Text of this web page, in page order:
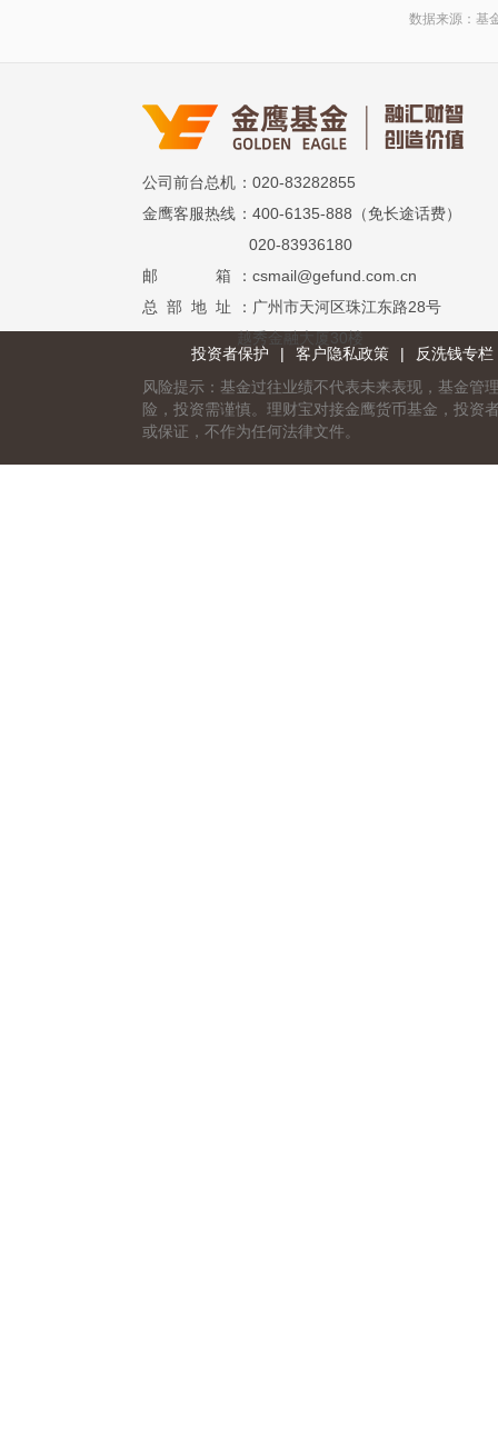
数据来源：基
公司前台总机 ：020-83282855
金鹰客服热线 ：400-6135-888（免长途话费）
020-83936180
邮 箱
：csmail@gefund.com.cn
总 部 地 址
：广州市天河区珠江东路28号
越秀金融大厦30楼
投资者保护
| 客户隐私政策 |
反洗钱专栏
风险提示：基金过往业绩不代表未来表现，基金管
险，投资需谨慎。理财宝对接金鹰货币基金，投资
或保证，不作为任何法律文件。